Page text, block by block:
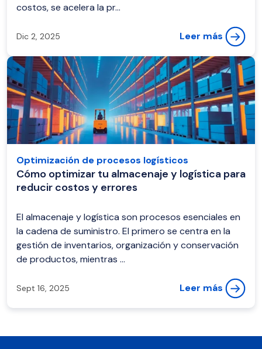
costos, se acelera la pr...
Dic 2, 2025 Leer más
Optimización de procesos logísticos
Cómo optimizar tu almacenaje y logística para
reducir costos y errores
El almacenaje y logística son procesos esenciales en
la cadena de suministro. El primero se centra en la
gestión de inventarios, organización y conservación
de productos, mientras ...
Sept 16, 2025 Leer más